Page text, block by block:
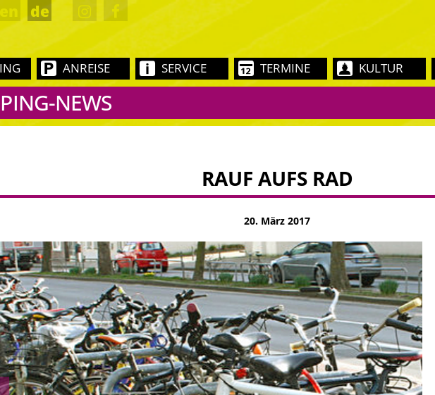
en de
ANREISE SERVICE TERMINE KULTUR
NEWS
RAUF AUFS RAD
20. März 2017